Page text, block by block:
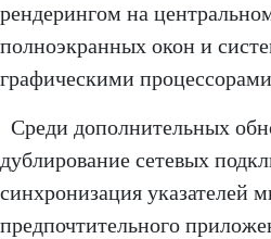
рендерингом на
полноэкранных окон и
графическими
Среди дополнительных
дублирование сетевых
синхронизация указателей
предпочтительного